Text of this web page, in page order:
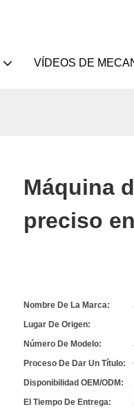
VÍDEOS DE
Máquina
preciso
Nombre De La Marca:
Lugar De Origen:
Número De Modelo:
Proceso De Dar Un Título:
Disponibilidad OEM/ODM:
El Tiempo De Entrega: